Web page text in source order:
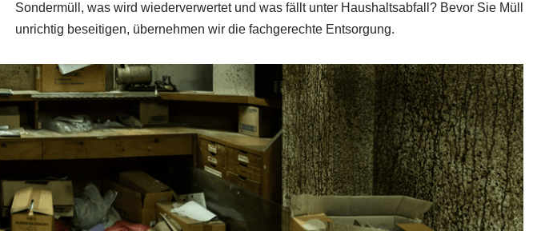
Sondermüll, was wird wiederverwertet und was fällt unter Haushaltsabfall? Bevor Sie Müll
unrichtig beseitigen, übernehmen wir die fachgerechte Entsorgung.